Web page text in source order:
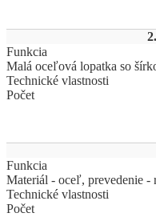
Funkcia
Malá oceľová lopatka so
Technické vlastnosti
Počet
Funkcia
Materiál - oceľ, prevedenie -
Technické vlastnosti
Počet